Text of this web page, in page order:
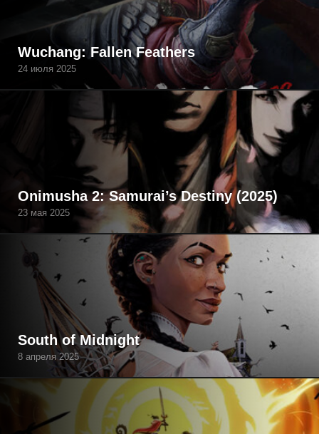
Wuchang: Fallen Feathers
24 июля 2025
Onimusha 2: Samurai’s Destiny (2025)
23 мая 2025
South of Midnight
8 апреля 2025